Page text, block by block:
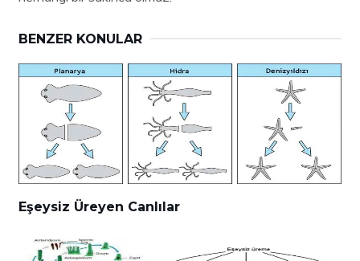
BENZER KONULAR
Eşeysiz Üreyen Canlılar